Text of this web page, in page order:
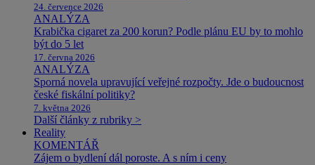
24. července 2026
ANALÝZA
Krabička cigaret za 200 korun? Podle plánu EU by to mohlo
být do 5 let
17. června 2026
ANALÝZA
Sporná novela upravující veřejné rozpočty. Jde o budoucnost
české fiskální politiky?
7. května 2026
Další články z rubriky >
Reality
KOMENTÁŘ
Zájem o bydlení dál poroste. A s ním i ceny